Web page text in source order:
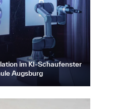
im KI-Schaufenster
Augsburg